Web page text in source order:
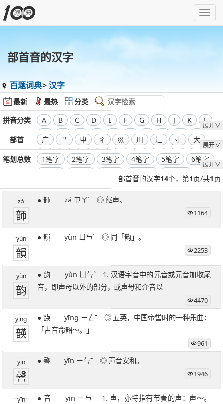
部首音的汉字
百题词典 汉字
最新 最热
分类
拼音分类
展开∨
A B C D E F G H J K
L
M
N O P Q R S T W
X
Y
Z
部首
展开∨
广 艹 屮 彳 巛 川 辶 寸
大
飞
干 工 弓 廾 囗 己 彐
彑
巾
口 全部偏旁部首
笔划总数
展开∨
1笔字 2笔字 3笔字 4笔字 5笔字
6笔字
10笔字
11笔字
12笔字
13笔字 14笔字 15笔字
16笔字
17笔字
18笔字 19笔字
26笔字
27笔字
28笔字 29笔字 30笔字
31笔字
32笔字
33笔字 34笔字
36笔字
部首音的汉字14个，第1页/共1页
zá
韴
● 韴 zá ㄗㄚˊ ◎ 继声。
1164
yùn
韻
● 韻 yùn ㄩㄣˋ ◎ 同「韵」。
2253
yùn
韵
● 韵 yùn ㄩㄣˋ 1. 汉语字音中的元音或元音加收尾
音，即声母以外的部分，或声母和介音以
4470
yīng
韺
● 韺 yīng ㄧㄥˉ ◎ 五英，中国帝喾时的一种乐曲：
「古音命韶～。」
961
yīn
韾
● 韾 yīn ㄧㄣˉ ◎ 声音安和。
1946
yīn
● 音 yīn ㄧㄣˉ 1. 声，亦特指有节奏的声：声～。